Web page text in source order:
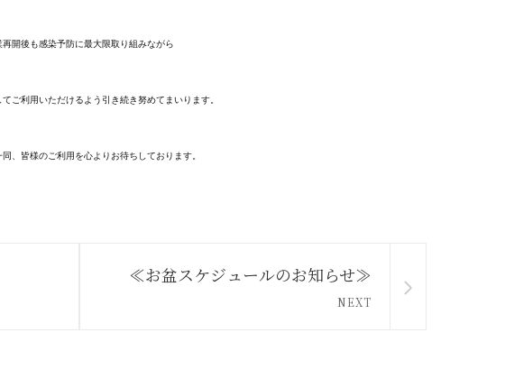
再開後も感染予防に最大限取り組みながら
ご利用いただけるよう引き続き努めてまいります。
同、皆様のご利用を心よりお待ちしております。
≪お盆スケジュールのお知らせ≫
NEXT